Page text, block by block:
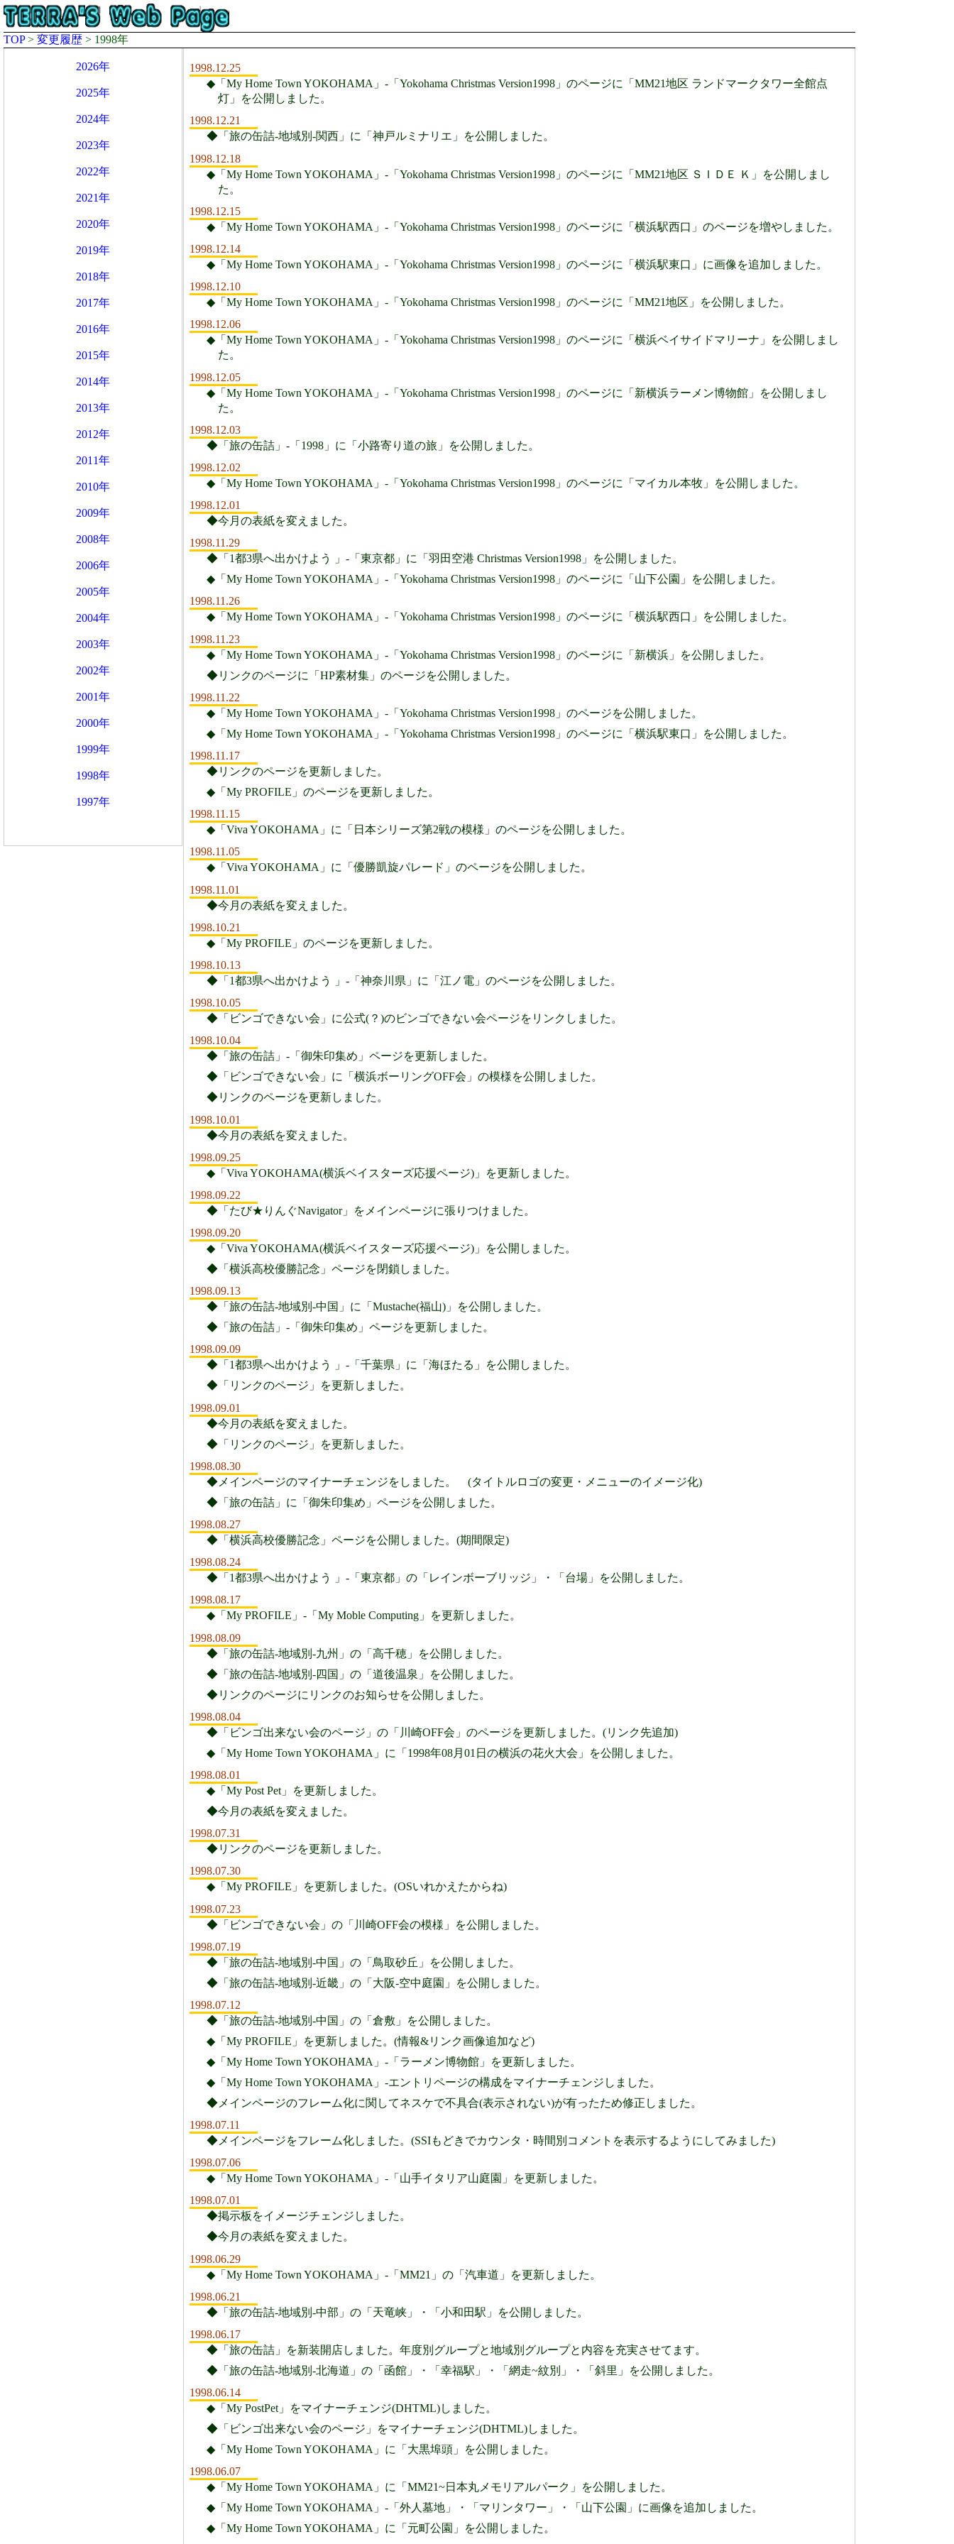
TOP> 変更履歴 > 1998年
2026年
2025年
2024年
2023年
2022年
2021年
2020年
2019年
2018年
2017年
2016年
2015年
2014年
2013年
2012年
2011年
2010年
2009年
2008年
2006年
2005年
2004年
2003年
2002年
2001年
2000年
1999年
1998年
1997年
1998.12.25
◆「My Home Town YOKOHAMA」-「Yokohama Christmas Version1998」のページに「MM21地区 ランドマークタワー全館点
灯」を公開しました。
1998.12.21
◆「旅の缶詰-地域別-関西」に「神戸ルミナリエ」を公開しました。
1998.12.18
◆「My Home Town YOKOHAMA」-「Yokohama Christmas Version1998」のページに「MM21地区 ＳＩＤＥ Ｋ」を公開しまし
た。
1998.12.15
◆「My Home Town YOKOHAMA」-「Yokohama Christmas Version1998」のページに「横浜駅西口」のページを増やしました。
1998.12.14
◆「My Home Town YOKOHAMA」-「Yokohama Christmas Version1998」のページに「横浜駅東口」に画像を追加しました。
1998.12.10
◆「My Home Town YOKOHAMA」-「Yokohama Christmas Version1998」のページに「MM21地区」を公開しました。
1998.12.06
◆「My Home Town YOKOHAMA」-「Yokohama Christmas Version1998」のページに「横浜ベイサイドマリーナ」を公開しまし
た。
1998.12.05
◆「My Home Town YOKOHAMA」-「Yokohama Christmas Version1998」のページに「新横浜ラーメン博物館」を公開しまし
た。
1998.12.03
◆「旅の缶詰」-「1998」に「小路寄り道の旅」を公開しました。
1998.12.02
◆「My Home Town YOKOHAMA」-「Yokohama Christmas Version1998」のページに「マイカル本牧」を公開しました。
1998.12.01
◆今月の表紙を変えました。
1998.11.29
◆「1都3県へ出かけよう 」-「東京都」に「羽田空港 Christmas Version1998」を公開しました。
◆「My Home Town YOKOHAMA」-「Yokohama Christmas Version1998」のページに「山下公園」を公開しました。
1998.11.26
◆「My Home Town YOKOHAMA」-「Yokohama Christmas Version1998」のページに「横浜駅西口」を公開しました。
1998.11.23
◆「My Home Town YOKOHAMA」-「Yokohama Christmas Version1998」のページに「新横浜」を公開しました。
◆リンクのページに「HP素材集」のページを公開しました。
1998.11.22
◆「My Home Town YOKOHAMA」-「Yokohama Christmas Version1998」のページを公開しました。
◆「My Home Town YOKOHAMA」-「Yokohama Christmas Version1998」のページに「横浜駅東口」を公開しました。
1998.11.17
◆リンクのページを更新しました。
◆「My PROFILE」のページを更新しました。
1998.11.15
◆「Viva YOKOHAMA」に「日本シリーズ第2戦の模様」のページを公開しました。
1998.11.05
◆「Viva YOKOHAMA」に「優勝凱旋パレード」のページを公開しました。
1998.11.01
◆今月の表紙を変えました。
1998.10.21
◆「My PROFILE」のページを更新しました。
1998.10.13
◆「1都3県へ出かけよう 」-「神奈川県」に「江ノ電」のページを公開しました。
1998.10.05
◆「ビンゴできない会」に公式(？)のビンゴできない会ページをリンクしました。
1998.10.04
◆「旅の缶詰」-「御朱印集め」ページを更新しました。
◆「ビンゴできない会」に「横浜ボーリングOFF会」の模様を公開しました。
◆リンクのページを更新しました。
1998.10.01
◆今月の表紙を変えました。
1998.09.25
◆「Viva YOKOHAMA(横浜ベイスターズ応援ページ)」を更新しました。
1998.09.22
◆「たび★りんぐNavigator」をメインページに張りつけました。
1998.09.20
◆「Viva YOKOHAMA(横浜ベイスターズ応援ページ)」を公開しました。
◆「横浜高校優勝記念」ページを閉鎖しました。
1998.09.13
◆「旅の缶詰-地域別-中国」に「Mustache(福山)」を公開しました。
◆「旅の缶詰」-「御朱印集め」ページを更新しました。
1998.09.09
◆「1都3県へ出かけよう 」-「千葉県」に「海ほたる」を公開しました。
◆「リンクのページ」を更新しました。
1998.09.01
◆今月の表紙を変えました。
◆「リンクのページ」を更新しました。
1998.08.30
◆メインページのマイナーチェンジをしました。 (タイトルロゴの変更・メニューのイメージ化)
◆「旅の缶詰」に「御朱印集め」ページを公開しました。
1998.08.27
◆「横浜高校優勝記念」ページを公開しました。(期間限定)
1998.08.24
◆「1都3県へ出かけよう 」-「東京都」の「レインボーブリッジ」・「台場」を公開しました。
1998.08.17
◆「My PROFILE」-「My Moble Computing」を更新しました。
1998.08.09
◆「旅の缶詰-地域別-九州」の「高千穂」を公開しました。
◆「旅の缶詰-地域別-四国」の「道後温泉」を公開しました。
◆リンクのページにリンクのお知らせを公開しました。
1998.08.04
◆「ビンゴ出来ない会のページ」の「川崎OFF会」のページを更新しました。(リンク先追加)
◆「My Home Town YOKOHAMA」に「1998年08月01日の横浜の花火大会」を公開しました。
1998.08.01
◆「My Post Pet」を更新しました。
◆今月の表紙を変えました。
1998.07.31
◆リンクのページを更新しました。
1998.07.30
◆「My PROFILE」を更新しました。(OSいれかえたからね)
1998.07.23
◆「ビンゴできない会」の「川崎OFF会の模様」を公開しました。
1998.07.19
◆「旅の缶詰-地域別-中国」の「鳥取砂丘」を公開しました。
◆「旅の缶詰-地域別-近畿」の「大阪-空中庭園」を公開しました。
1998.07.12
◆「旅の缶詰-地域別-中国」の「倉敷」を公開しました。
◆「My PROFILE」を更新しました。(情報&リンク画像追加など)
◆「My Home Town YOKOHAMA」-「ラーメン博物館」を更新しました。
◆「My Home Town YOKOHAMA」-エントリページの構成をマイナーチェンジしました。
◆メインページのフレーム化に関してネスケで不具合(表示されない)が有ったため修正しました。
1998.07.11
◆メインページをフレーム化しました。(SSIもどきでカウンタ・時間別コメントを表示するようにしてみました)
1998.07.06
◆「My Home Town YOKOHAMA」-「山手イタリア山庭園」を更新しました。
1998.07.01
◆掲示板をイメージチェンジしました。
◆今月の表紙を変えました。
1998.06.29
◆「My Home Town YOKOHAMA」-「MM21」の「汽車道」を更新しました。
1998.06.21
◆「旅の缶詰-地域別-中部」の「天竜峡」・「小和田駅」を公開しました。
1998.06.17
◆「旅の缶詰」を新装開店しました。年度別グループと地域別グループと内容を充実させてます。
◆「旅の缶詰-地域別-北海道」の「函館」・「幸福駅」・「網走~紋別」・「斜里」を公開しました。
1998.06.14
◆「My PostPet」をマイナーチェンジ(DHTML)しました。
◆「ビンゴ出来ない会のページ」をマイナーチェンジ(DHTML)しました。
◆「My Home Town YOKOHAMA」に「大黒埠頭」を公開しました。
1998.06.07
◆「My Home Town YOKOHAMA」に「MM21~日本丸メモリアルパーク」を公開しました。
◆「My Home Town YOKOHAMA」-「外人墓地」・「マリンタワー」・「山下公園」に画像を追加しました。
◆「My Home Town YOKOHAMA」に「元町公園」を公開しました。